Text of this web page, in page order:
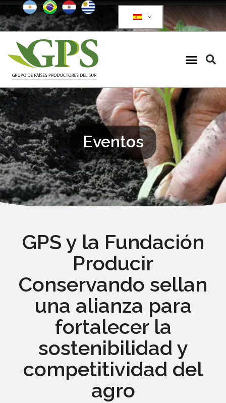
Eventos
GPS y la Fundación
Producir
Conservando sellan
una alianza para
fortalecer la
sostenibilidad y
competitividad del
agro